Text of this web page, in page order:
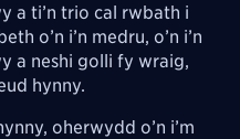
a ti’n trio cal rwbath i
o’n i’n medru, o’n i’n
a neshi golli fy wraig,
hynny.
oherwydd o’n i’m